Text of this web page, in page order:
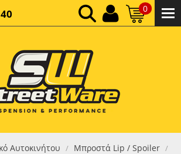
0
ΚΑΘΑΡΌ ΣΎΝΟΛΟ:
ΤΕΛΙΚΌ ΣΎΝΟΛΟ:0,00 €
Αυτοκινήτου / Μπροστά Lip / Spoiler /